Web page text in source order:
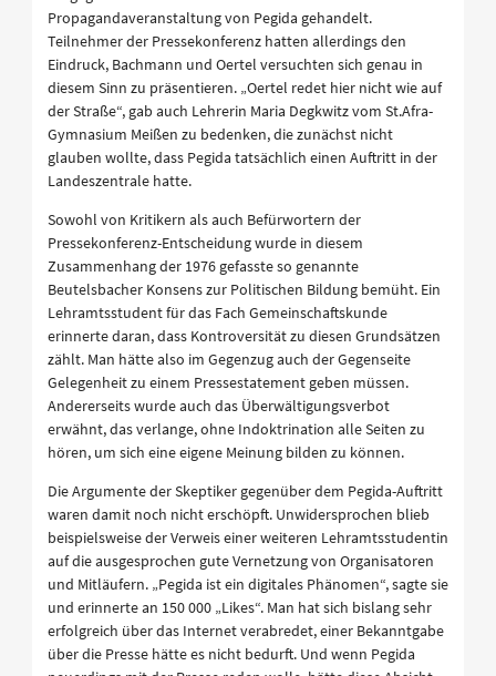
Propagandaveranstaltung von Pegida gehandelt.
Teilnehmer der Pressekonferenz hatten allerdings den
Eindruck, Bachmann und Oertel versuchten sich genau in
diesem Sinn zu präsentieren. „Oertel redet hier nicht wie auf
der Straße“, gab auch Lehrerin Maria Degkwitz vom St.Afra-
Gymnasium Meißen zu bedenken, die zunächst nicht
glauben wollte, dass Pegida tatsächlich einen Auftritt in der
Landeszentrale hatte.
Sowohl von Kritikern als auch Befürwortern der
Pressekonferenz-Entscheidung wurde in diesem
Zusammenhang der 1976 gefasste so genannte
Beutelsbacher Konsens zur Politischen Bildung bemüht. Ein
Lehramtsstudent für das Fach Gemeinschaftskunde
erinnerte daran, dass Kontroversität zu diesen Grundsätzen
zählt. Man hätte also im Gegenzug auch der Gegenseite
Gelegenheit zu einem Pressestatement geben müssen.
Andererseits wurde auch das Überwältigungsverbot
erwähnt, das verlange, ohne Indoktrination alle Seiten zu
hören, um sich eine eigene Meinung bilden zu können.
Die Argumente der Skeptiker gegenüber dem Pegida-Auftritt
waren damit noch nicht erschöpft. Unwidersprochen blieb
beispielsweise der Verweis einer weiteren Lehramtsstudentin
auf die ausgesprochen gute Vernetzung von Organisatoren
und Mitläufern. „Pegida ist ein digitales Phänomen“, sagte sie
und erinnerte an 150 000 „Likes“. Man hat sich bislang sehr
erfolgreich über das Internet verabredet, einer Bekanntgabe
über die Presse hätte es nicht bedurft. Und wenn Pegida